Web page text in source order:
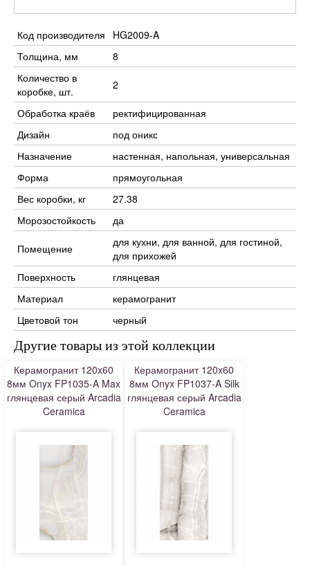
Код производителя
HG2009-A
Толщина, мм
8
Количество в
коробке, шт.
2
Обработка краёв
ректифицированная
Дизайн
под оникс
Назначение
настенная, напольная, универсальная
Форма
прямоугольная
Вес коробки, кг
27.38
Морозостойкость
да
Помещение
для кухни, для ванной, для гостиной,
для прихожей
Поверхность
глянцевая
Материал
керамогранит
Цветовой тон
черный
Другие товары из этой коллекции
Керамогранит 120x60
8мм Onyx FP1035-A Max
глянцевая серый Arcadia
Ceramica
Керамогранит 120x60
8мм Onyx FP1037-A Silk
глянцевая серый Arcadia
Ceramica